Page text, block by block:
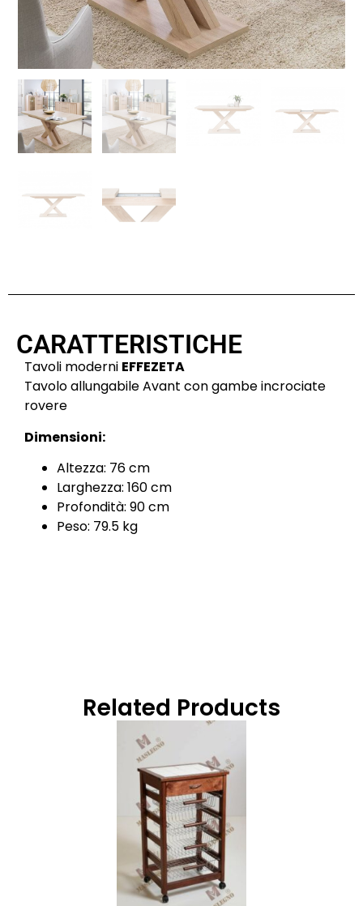
CARATTERISTICHE
Tavoli moderni EFFEZETA
Tavolo allungabile Avant con gambe incrociate
rovere
Dimensioni:
Altezza: 76 cm
Larghezza: 160 cm
Profondità: 90 cm
Peso: 79.5 kg
Related Products